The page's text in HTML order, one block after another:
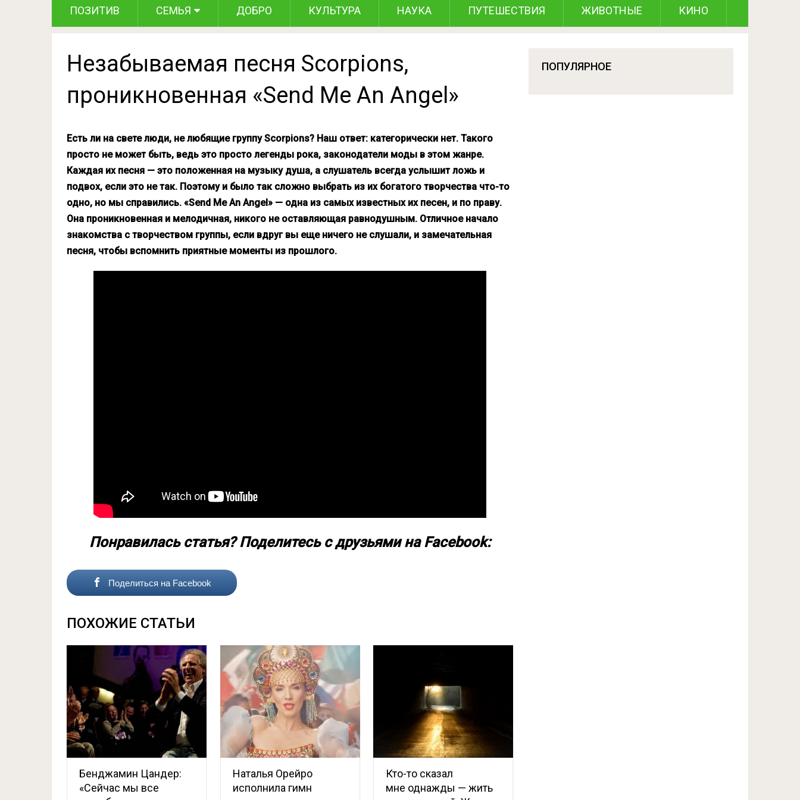
ПОЗИТИВ СЕМЬЯ ДОБРО КУЛЬТУРА НАУКА ПУТЕШЕСТВИЯ ЖИВОТНЫЕ КИНО
Незабываемая песня Scorpions,
проникновенная «Send Me An Angel»
Есть ли на свете люди, не любящие группу Scorpions? Наш ответ: категорически нет. Такого
просто не может быть, ведь это просто легенды рока, законодатели моды в этом жанре.
Каждая их песня — это положенная на музыку душа, а слушатель всегда услышит ложь и
подвох, если это не так. Поэтому и было так сложно выбрать из их богатого творчества что-то
одно, но мы справились. «Send Me An Angel» — одна из самых известных их песен, и по праву.
Она проникновенная и мелодичная, никого не оставляющая равнодушным. Отличное начало
знакомства с творчеством группы, если вдруг вы еще ничего не слушали, и замечательная
песня, чтобы вспомнить приятные моменты из прошлого.
Понравилась статья? Поделитесь с друзьями на Facebook:
Поделиться на Facebook
ПОХОЖИЕ СТАТЬИ
Бенджамин Цандер:
«Сейчас мы все
Наталья Орейро
исполнила гимн
Кто-то сказал
мне однажды — жить
ПОПУЛЯРНОЕ